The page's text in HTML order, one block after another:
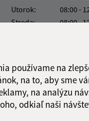
používame na
na to, aby sme
na analýzu
odkiaľ naši
Utorok:
08:00 -
Streda:
08:00 -
Obedňajšia